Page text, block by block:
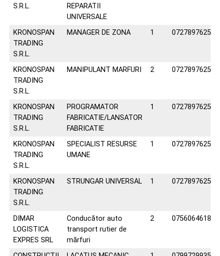
S.R.L.
REPARATII
UNIVERSALE
KRONOSPAN
TRADING
S.R.L.
MANAGER DE ZONA 1 0727897625
KRONOSPAN
TRADING
S.R.L.
MANIPULANT MARFURI 2 0727897625
KRONOSPAN
TRADING
S.R.L.
PROGRAMATOR
FABRICATIE/LANSATOR
FABRICATIE
1 0727897625
KRONOSPAN
TRADING
S.R.L.
SPECIALIST RESURSE
UMANE
1 0727897625
KRONOSPAN
TRADING
S.R.L.
STRUNGAR UNIVERSAL 1 0727897625
DIMAR
LOGISTICA
EXPRES SRL
Conducător auto
transport rutier de
mărfuri
2 0756064618